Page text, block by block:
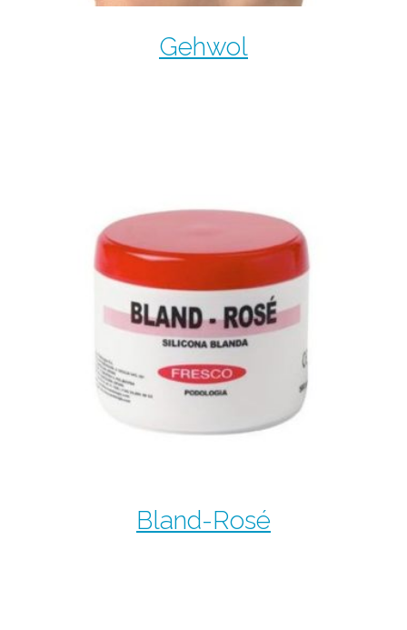
Gehwol
Bland-Rosé